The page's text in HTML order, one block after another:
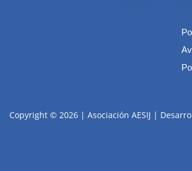
Copyright © 2026 | Asociación AESIJ |